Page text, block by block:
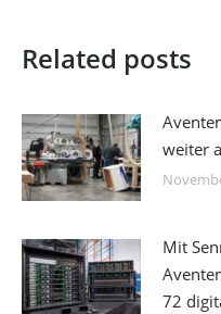
Related posts
weiter
Mit
72